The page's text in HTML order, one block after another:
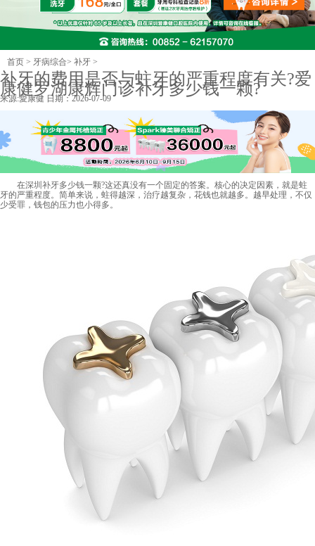
首页 > 牙病综合> 补牙 >
补牙的费用是否与蛀牙的严重程度有关?爱
康健罗湖康辉门诊补牙多少钱一颗?
来源:愛康健 日期：2026-07-09
在深圳补牙多少钱一颗?这还真没有一个固定的答案。核心的决定因素，就是蛀
牙的严重程度。简单来说，蛀得越深，治疗越复杂，花钱也就越多。越早处理，不仅
少受罪，钱包的压力也小得多。